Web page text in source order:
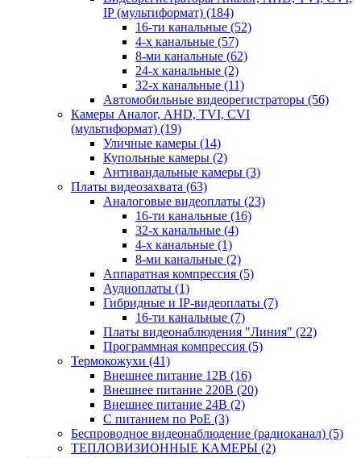
IP (мультиформат) (184)
16-ти канальные (52)
4-х канальные (57)
8-ми канальные (62)
24-х канальные (2)
32-х канальные (11)
Автомобильные видеорегистраторы (56)
Камеры Аналог, AHD, TVI, CVI
(мультиформат) (19)
Уличные камеры (14)
Купольные камеры (2)
Антивандальные камеры (3)
Платы видеозахвата (63)
Аналоговые видеоплаты (23)
16-ти канальные (16)
32-х канальные (4)
4-х канальные (1)
8-ми канальные (2)
Аппаратная компрессия (5)
Аудиоплаты (1)
Гибридные и IP-видеоплаты (7)
16-ти канальные (7)
Платы видеонаблюдения "Линия" (22)
Программная компрессия (5)
Термокожухи (41)
Внешнее питание 12В (16)
Внешнее питание 220В (20)
Внешнее питание 24В (2)
С питанием по PoE (3)
Беспроводное видеонаблюдение (радиоканал) (5)
ТЕПЛОВИЗИОННЫЕ КАМЕРЫ (2)